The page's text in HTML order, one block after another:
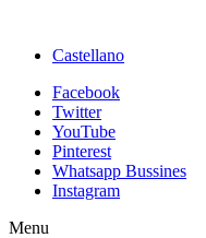
Castellano
Facebook
Twitter
YouTube
Pinterest
Whatsapp Bussines
Instagram
Menu